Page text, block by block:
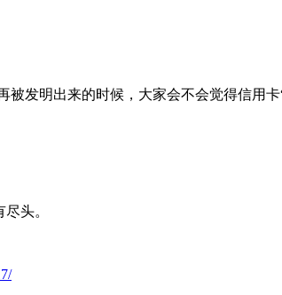
发明出来的时候，大家会不会觉得信用
头。